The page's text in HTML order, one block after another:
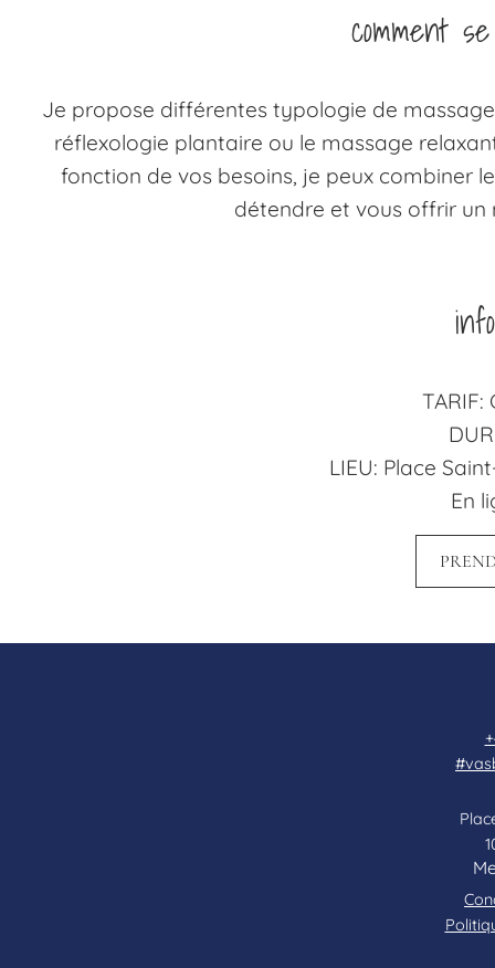
comment
Je propose différentes typologie de
réflexologie plantaire ou le massage
fonction de vos besoins, je peux combiner
détendre et vous offrir
TARIF:
LIEU: Place
En